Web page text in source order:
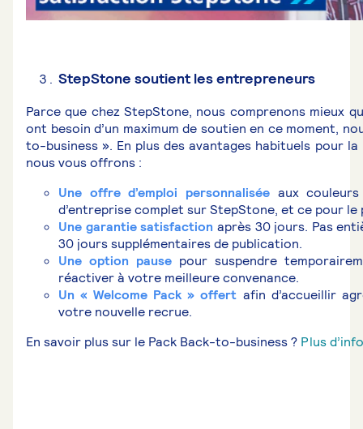
StepStone soutient les entrepreneurs
Parce que chez StepStone, nous comprenons mieux
ont besoin d’un maximum de soutien en ce moment,
to-business ». En plus des avantages habituels pour
nous vous offrons :
Une offre d’emploi personnaliséeaux
d’entreprise complet sur StepStone, et ce pour le
Une garantie satisfaction après 30 jours. Pas
30 jours supplémentaires de publication.
Une option pause pour suspendre
réactiver à votre meilleure convenance.
Un « Welcome Pack » offert afin d’accueillir
votre nouvelle recrue.
En savoir plus sur le Pack Back-to-business ? Plus